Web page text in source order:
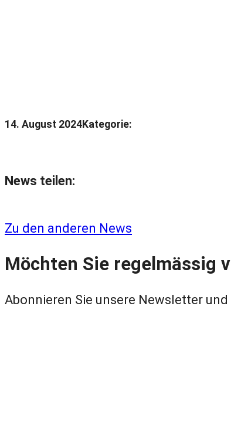
14. August 2024Kategorie:
News teilen:
Zu den anderen News
Möchten Sie regelmässig
Abonnieren Sie unsere Newsletter